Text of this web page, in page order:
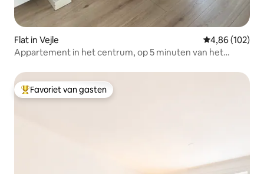
Flat in Vejle Gemiddelde
4,86 (102)
Appartement in het centrum, op 5 minuten van het
Topfavoriet van gasten
Favoriet van gasten